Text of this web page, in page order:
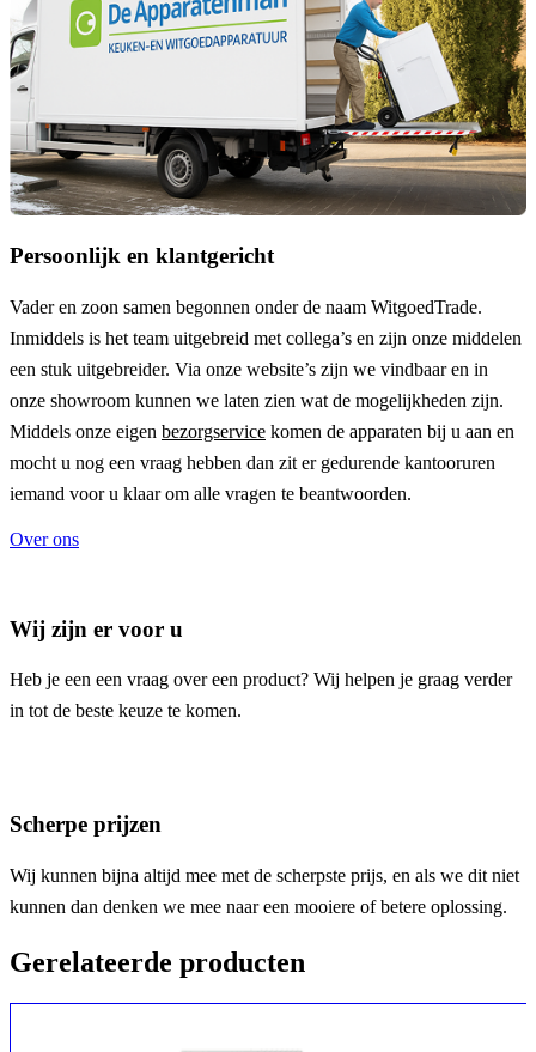
Persoonlijk en klantgericht
Vader en zoon samen begonnen onder de naam WitgoedTrade.
Inmiddels is het team uitgebreid met collega’s en zijn onze middelen
een stuk uitgebreider. Via onze website’s zijn we vindbaar en in
onze showroom kunnen we laten zien wat de mogelijkheden zijn.
Middels onze eigen bezorgservice komen de apparaten bij u aan en
mocht u nog een vraag hebben dan zit er gedurende kantooruren
iemand voor u klaar om alle vragen te beantwoorden.
Over ons
Wij zijn er voor u
Heb je een een vraag over een product? Wij helpen je graag verder
in tot de beste keuze te komen.
Scherpe prijzen
Wij kunnen bijna altijd mee met de scherpste prijs, en als we dit niet
kunnen dan denken we mee naar een mooiere of betere oplossing.
Gerelateerde producten